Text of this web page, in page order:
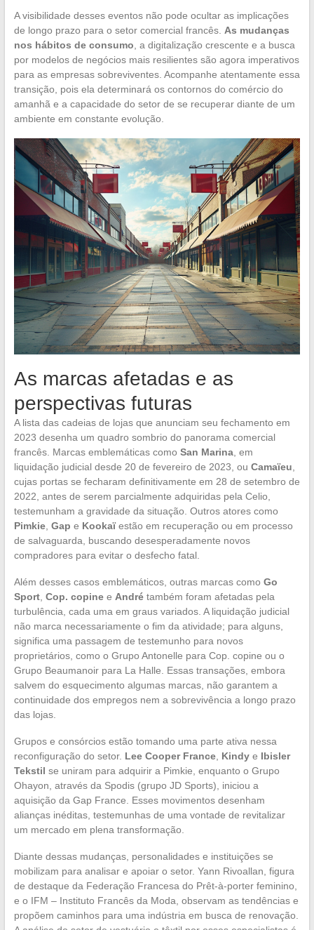
A visibilidade desses eventos não pode ocultar as implicações
de longo prazo para o setor comercial francês. As mudanças
nos hábitos de consumo , a digitalização crescente e a busca
por modelos de negócios mais resilientes são agora imperativos
para as empresas sobreviventes. Acompanhe atentamente essa
transição, pois ela determinará os contornos do comércio do
amanhã e a capacidade do setor de se recuperar diante de um
ambiente em constante evolução.
As marcas afetadas e as
perspectivas futuras
A lista das cadeias de lojas que anunciam seu fechamento em
2023 desenha um quadro sombrio do panorama comercial
francês. Marcas emblemáticas como San Marina, em
liquidação judicial desde 20 de fevereiro de 2023, ou Camaïeu
cujas portas se fecharam definitivamente em 28 de setembro de
2022, antes de serem parcialmente adquiridas pela Celio,
testemunham a gravidade da situação. Outros atores como
Pimkie, Gap e Kookaïestão em recuperação ou em processo
de salvaguarda, buscando desesperadamente novos
compradores para evitar o desfecho fatal.
Além desses casos emblemáticos, outras marcas como Go
Sport, Cop. copinee Andrétambém foram afetadas pela
turbulência, cada uma em graus variados. A liquidação judicial
não marca necessariamente o fim da atividade; para alguns,
significa uma passagem de testemunho para novos
proprietários, como o Grupo Antonelle para Cop. copine ou o
Grupo Beaumanoir para La Halle. Essas transações, embora
salvem do esquecimento algumas marcas, não garantem a
continuidade dos empregos nem a sobrevivência a longo prazo
das lojas.
Grupos e consórcios estão tomando uma parte ativa nessa
reconfiguração do setor. Lee Cooper France, Kindye Ibisler
Tekstil se uniram para adquirir a Pimkie, enquanto o Grupo
Ohayon, através da Spodis (grupo JD Sports), iniciou a
aquisição da Gap France. Esses movimentos desenham
alianças inéditas, testemunhas de uma vontade de revitalizar
um mercado em plena transformação.
Diante dessas mudanças, personalidades e instituições se
mobilizam para analisar e apoiar o setor. Yann Rivoallan, figura
de destaque da Federação Francesa do Prêt-à-porter feminino,
e o IFM – Instituto Francês da Moda, observam as tendências e
propõem caminhos para uma indústria em busca de renovação.